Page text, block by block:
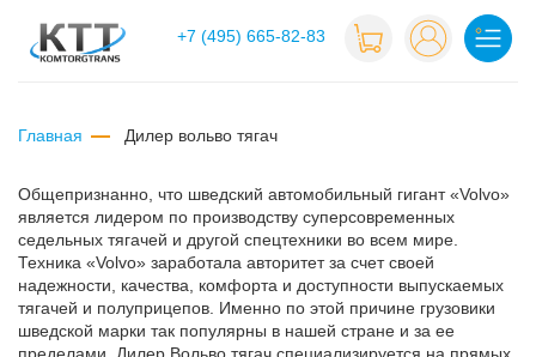
+7 (495) 665-82-83
Главная дилер вольво тягач
Общепризнанно, что шведский автомобильный гигант «Volvo»
является лидером по производству суперсовременных
седельных тягачей и другой спецтехники во всем мире.
Техника «Volvo» заработала авторитет за счет своей
надежности, качества, комфорта и доступности выпускаемых
тягачей и полуприцепов. Именно по этой причине грузовики
шведской марки так популярны в нашей стране и за ее